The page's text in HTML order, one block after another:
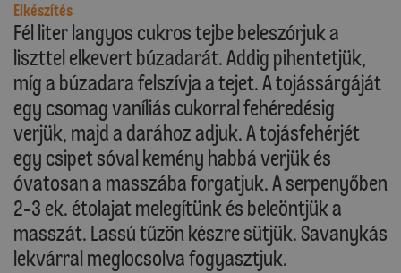
Elkészítés
Fél liter langyos cukros tejbe beleszórjuk a
liszttel elkevert búzadarát. Addig pihentetjük,
míg a búzadara felszívja a tejet. A tojássárgáját
egy csomag vaníliás cukorral fehéredésig
verjük, majd a darához adjuk. A tojásfehérjét
egy csipet sóval kemény habbá verjük és
óvatosan a masszába forgatjuk. A serpenyőben
2-3 ek. étolajat melegítünk és beleöntjük a
masszát. Lassú tűzön készre sütjük. Savanykás
lekvárral meglocsolva fogyasztjuk.